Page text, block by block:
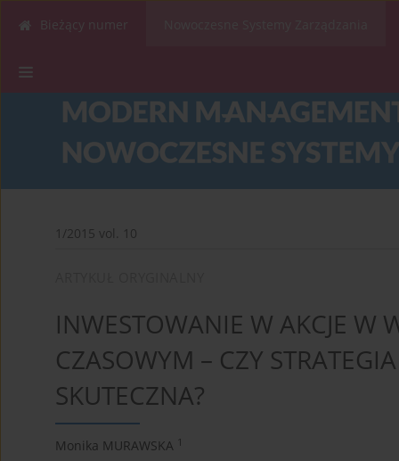
Bieżący numer
1/2015 vol. 10
INWESTOWANIE W AKCJE W
CZASOWYM – CZY
SKUTECZNA?
Monika MURAWSKA 1